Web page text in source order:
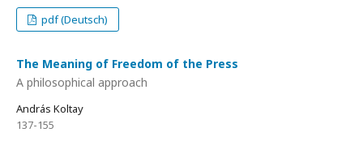
pdf (Deutsch)
The Meaning of Freedom of the Press
A philosophical approach
András Koltay
137-155